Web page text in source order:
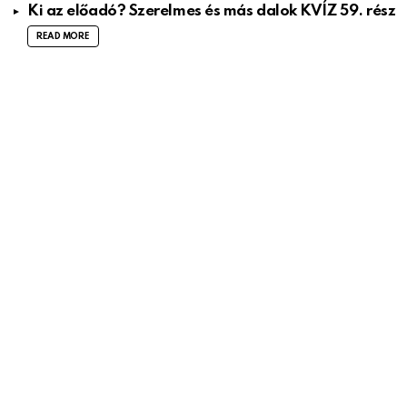
Ki az előadó? Szerelmes és más dalok KVÍZ 59. rész
READ MORE